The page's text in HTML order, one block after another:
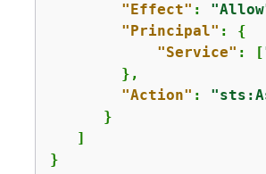
"Effect" :
"Principal" : {
"Service" : [
        },
"Action" :
      }
   ]
}